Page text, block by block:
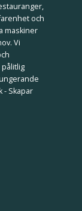
och
maskiner
Vi
- Skapar